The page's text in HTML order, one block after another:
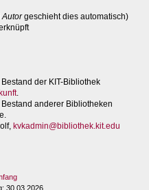
Autorgeschieht dies automatisch)
der KIT-Bibliothek
.
anderer Bibliotheken
kvkadmin@bibliothek.kit.edu
: 30.03.2026